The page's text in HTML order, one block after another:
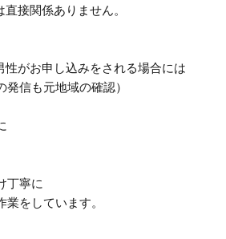
接関係ありません。
性がお申し込みをされる場合には
発信も元地域の確認）
丁寧に
をしています。